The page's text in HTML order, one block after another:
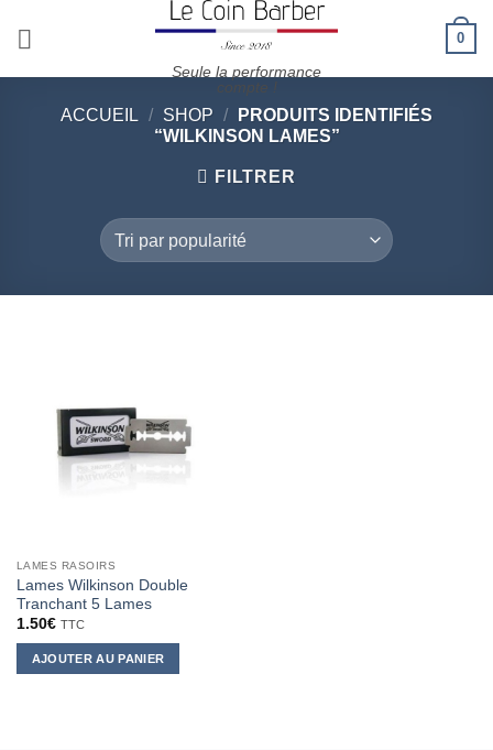
Seule la performance
compte !
0
ACCUEIL / SHOP /
PRODUITS IDENTIFIÉS
“WILKINSON LAMES”
FILTRER
LAMES RASOIRS
Lames Wilkinson Double
Tranchant 5 Lames
1.50€ TTC
AJOUTER AU PANIER